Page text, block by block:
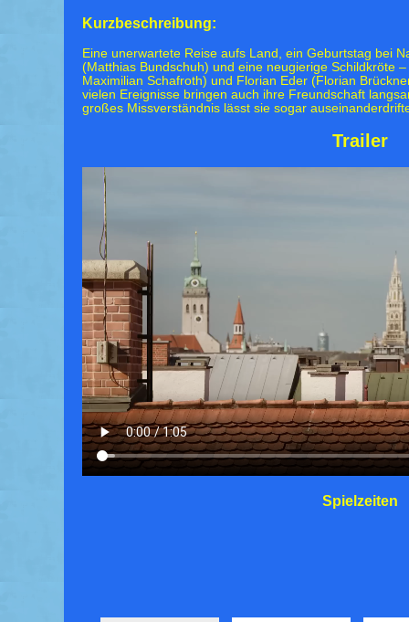
Kurzbeschreibung:
Eine unerwartete Reise aufs Land, ein Geburtstag bei
(Matthias Bundschuh) und eine neugierige Schildkröte
Maximilian Schafroth) und Florian Eder (Florian
vielen Ereignisse bringen auch ihre Freundschaft
großes Missverständnis lässt sie sogar
Trailer
Spielzeiten